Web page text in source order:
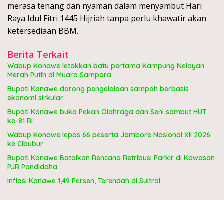
merasa tenang dan nyaman dalam menyambut Hari
Raya Idul Fitri 1445 Hijriah tanpa perlu khawatir akan
ketersediaan BBM.
Berita Terkait
Wabup Konawe letakkan batu pertama Kampung Nelayan
Merah Putih di Muara Sampara
Bupati Konawe dorong pengelolaan sampah berbasis
ekonomi sirkular
Bupati Konawe buka Pekan Olahraga dan Seni sambut HUT
ke-81 RI
Wabup Konawe lepas 66 peserta Jambore Nasional XII 2026
ke Cibubur
Bupati Konawe Batalkan Rencana Retribusi Parkir di Kawasan
PJR Pondidaha
Inflasi Konawe 1,49 Persen, Terendah di Sultral